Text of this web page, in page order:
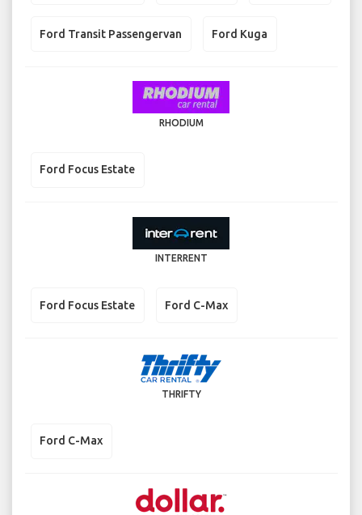
Ford Transit Passengervan Ford Kuga
RHODIUM
Ford Focus Estate
INTERRENT
Ford Focus Estate Ford C-Max
THRIFTY
Ford C-Max